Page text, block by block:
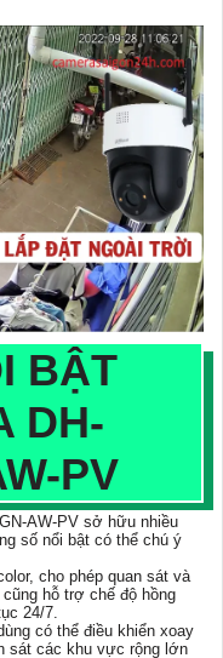
BẬT
DH-
PV
AW-PV sở hữu nhiều
số nổi bật có thể chú ý
cho phép quan sát và
hỗ trợ chế độ hồng
24/7.
có thể điều khiển xoay
sát các khu vực rộng lớn